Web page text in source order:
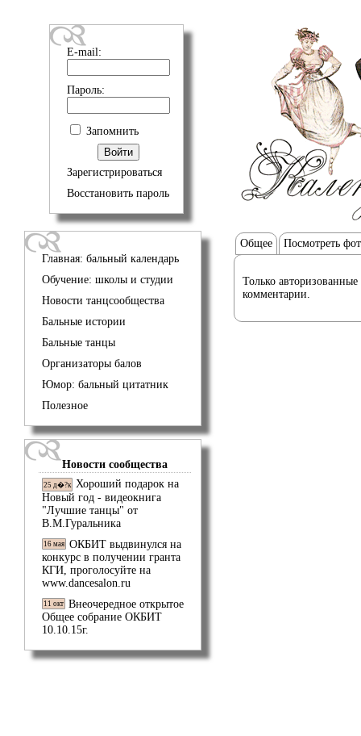
E-mail:
Пароль:
Запомнить
Зарегистрироваться
Восстановить пароль
Главная: бальный календарь
Обучение: школы и студии
Новости танцсообщества
Бальные истории
Бальные танцы
Организаторы балов
Юмор: бальный цитатник
Полезное
Новости сообщества
25 д�?к Хороший подарок на
Новый год - видеокнига
"Лучшие танцы" от
В.М.Гуральника
16 мая ОКБИТ выдвинулся на
конкурс в получении гранта
КГИ, проголосуйте на
www.dancesalon.ru
11 окт Внеочередное открытое
Общее собрание ОКБИТ
10.10.15г.
Общее Посмотреть
Только авторизованные
комментарии.